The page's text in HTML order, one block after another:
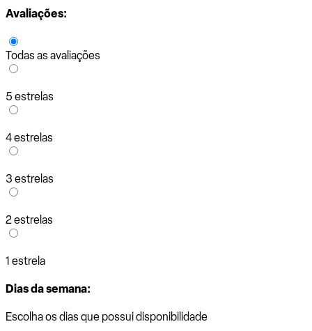
Avaliações:
Todas as avaliações
5 estrelas
4 estrelas
3 estrelas
2 estrelas
1 estrela
Dias da semana:
Escolha os dias que possui disponibilidade